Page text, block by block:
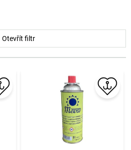
Otevřít filtr